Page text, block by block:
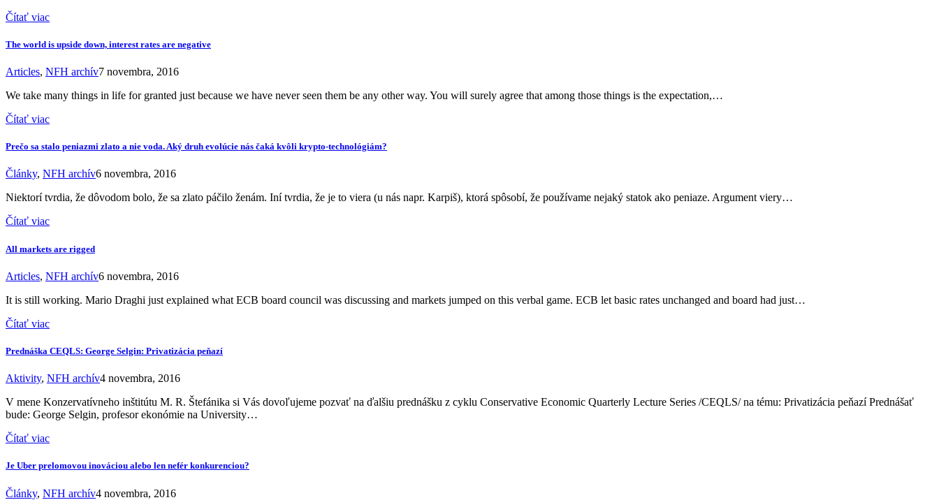
Čítať viac
The world is upside down, interest rates are negative
Articles, NFH archív7 novembra, 2016
We take many things in life for granted just because we have never seen them be any other way. You will surely agree that among those things is the expectation,…
Čítať viac
Prečo sa stalo peniazmi zlato a nie voda. Aký druh evolúcie nás čaká kvôli krypto-technológiám?
Články, NFH archív6 novembra, 2016
Niektorí tvrdia, že dôvodom bolo, že sa zlato páčilo ženám. Iní tvrdia, že je to viera (u nás napr. Karpiš), ktorá spôsobí, že používame nejaký statok ako peniaze. Argument viery…
Čítať viac
All markets are rigged
Articles, NFH archív6 novembra, 2016
It is still working. Mario Draghi just explained what ECB board council was discussing and markets jumped on this verbal game. ECB let basic rates unchanged and board had just…
Čítať viac
Prednáška CEQLS: George Selgin: Privatizácia peňazí
Aktivity, NFH archív4 novembra, 2016
V mene Konzervatívneho inštitútu M. R. Štefánika si Vás dovoľujeme pozvať na ďalšiu prednášku z cyklu Conservative Economic Quarterly Lecture Series /CEQLS/ na tému: Privatizácia peňazí Prednášať
bude: George Selgin, profesor ekonómie na University…
Čítať viac
Je Uber prelomovou inováciou alebo len nefér konkurenciou?
Články, NFH archív4 novembra, 2016